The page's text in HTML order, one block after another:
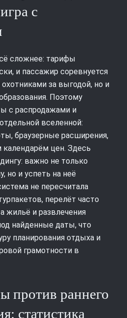
с
сложнее: тарифы
и пассажир соревнуется
за выгодой, но и
Поэтому
с распродажами и
вселенной:
браузерные расширения,
календарём цен. Здесь
важно не только
но и успеть на неё
не пересчитала
перелёт часто
жильё и развлечения
найденные даты, что
планирования отдыха и
грамотности в
против раннего
статистика